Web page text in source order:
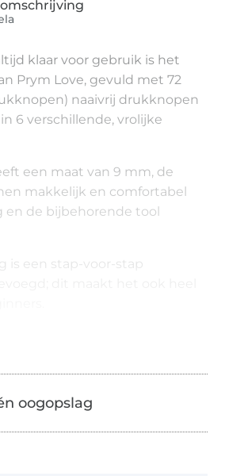
klaar voor gebruik is het
Prym Love, gevuld met 72
naaivrij drukknopen
6 verschillende, vrolijke
een maat van 9 mm, de
makkelijk en comfortabel
en de bijbehorende tool
is een stap-voor-stap
oogopslag